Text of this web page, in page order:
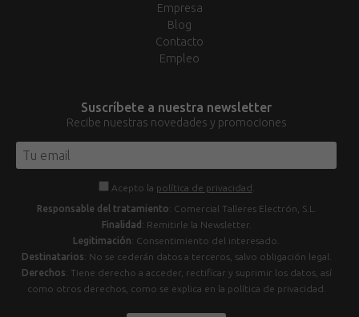
Empresa
Blog
Contacto
Empleo
Suscríbete a nuestra newsletter
Recibe nuestras novedades y promociones
Acepto la política de privacidad
Responsable del tratamiento: Comercial Talleres Electrón, S.L.
Finalidad : Remitirle la Newsletter.
Legitimación: Consentimiento del interesado.
Destinatarios: No se cederán datos a terceros, salvo obligación legal.
Derechos: Tiene derecho a acceder, rectificar y suprimir los datos, así
como otros derechos, como se explica en la política de privacidad.